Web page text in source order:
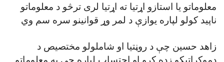
معلوماتو يا استازو اړتيا ته اړتيا لری ترڅو د معلوماتو
ناپيد کولو لپاره يوازې د لمر وړ قوانينو سره سم وي
زاهد حسين چې د روڼتيا او شاملولو مختصيص د